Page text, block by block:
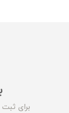
برای